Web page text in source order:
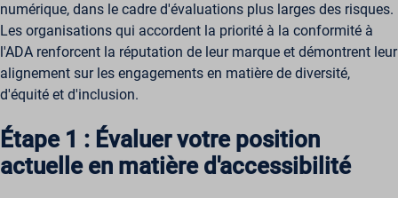
numérique, dans le cadre d'évaluations plus larges des risques.
Les organisations qui accordent la priorité à la conformité à
l'ADA renforcent la réputation de leur marque et démontrent leur
alignement sur les engagements en matière de diversité,
d'équité et d'inclusion.
Étape 1 : Évaluer votre position
actuelle en matière d'accessibilité